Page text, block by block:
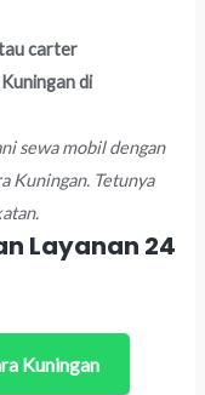
carter
di
sewa mobil dengan
Kuningan. Tetunya
Layanan 24
Kuningan